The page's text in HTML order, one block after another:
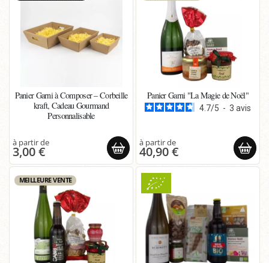
Panier Garni à Composer – Corbeille
kraft, Cadeau Gourmand
Personnalisable
3,00 €
Panier Garni "La Magie de Noël"
4.7/5 - 3 avis
40,90 €
MEILLEURE VENTE